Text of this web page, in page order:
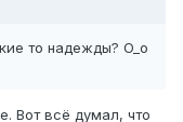
то надежды? O_o
Вот всё думал, что